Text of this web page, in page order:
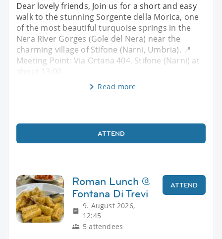
Dear lovely friends, Join us for a short and easy
walk to the stunning Sorgente della Morica, one
of the most beautiful turquoise springs in the
Nera River Gorges (Gole del Nera) near the
charming village of Stifone (Narni, Umbria). 📍
Meeting Point: Via Ortana 404, Stifone (Narni) at
Read more
ATTEND
Roman Lunch @
Fontana Di Trevi
9. August 2026,
12:45
5 attendees
ATTEND